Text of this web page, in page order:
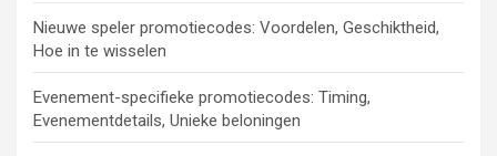
Nieuwe speler promotiecodes: Voordelen, Geschiktheid,
Hoe in te wisselen
Evenement-specifieke promotiecodes: Timing,
Evenementdetails, Unieke beloningen